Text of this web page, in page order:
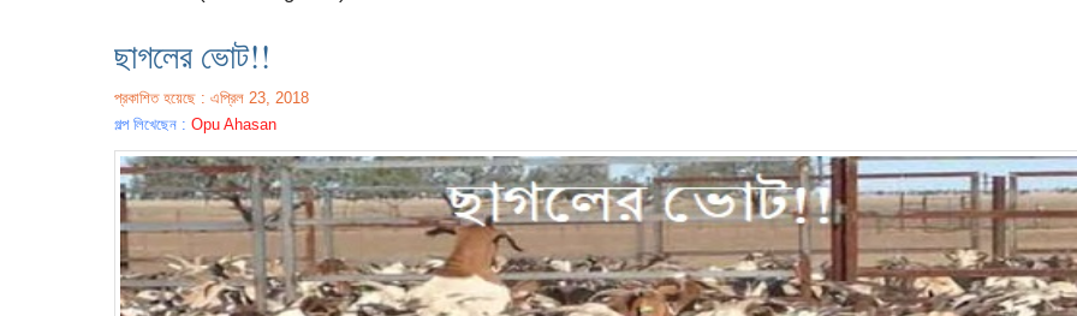
ছাগলের ভোট!!
প্রকাশিত হয়েছে : এপ্রিল 23, 2018
গল্প লিখেছেন : Opu Ahasan